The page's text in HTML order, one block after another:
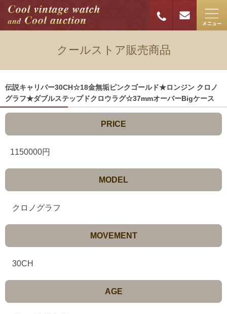
クールストア販売商品
伝説キャリバー30CH☆18金無垢ピンクゴールド★ロンジン クロノ
グラフ★ダブルステップドクロウラグ☆37mmオーバーBigケース
PRICE
1150000円
MODEL
クロノグラフ
MOVEMENT
30CH
AGE